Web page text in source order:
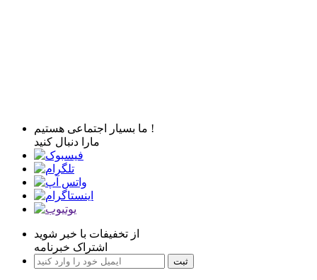
ما بسیار اجتماعی هستیم !
مارا دنبال کنید
از تخفیفات با خبر شوید
اشتراک خبرنامه
ثبت